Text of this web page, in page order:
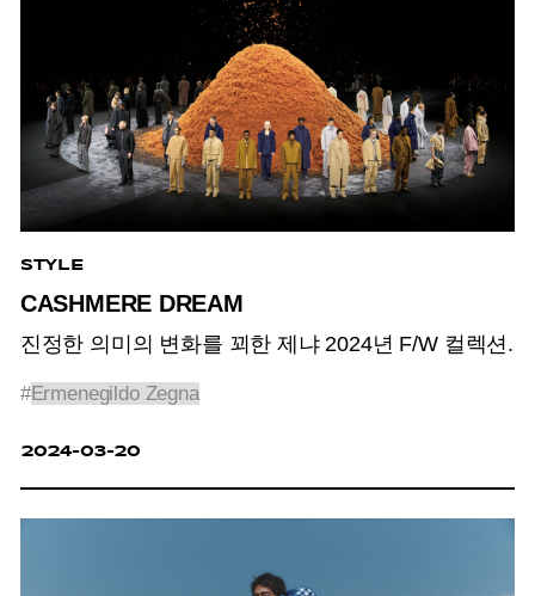
STYLE
CASHMERE DREAM
진정한 의미의 변화를 꾀한 제냐 2024년 F/W 컬렉션.
#Ermenegildo Zegna
2024-03-20